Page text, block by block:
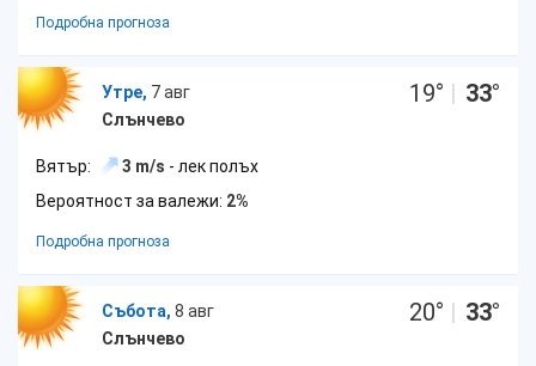
Подробна прогноза
Утре, 7 авг
Слънчево
19° | 33°
Вятър: 3 m/s - лек полъх
Вероятност за валежи: 2%
Подробна прогноза
Събота, 8 авг
Слънчево
20° | 33°